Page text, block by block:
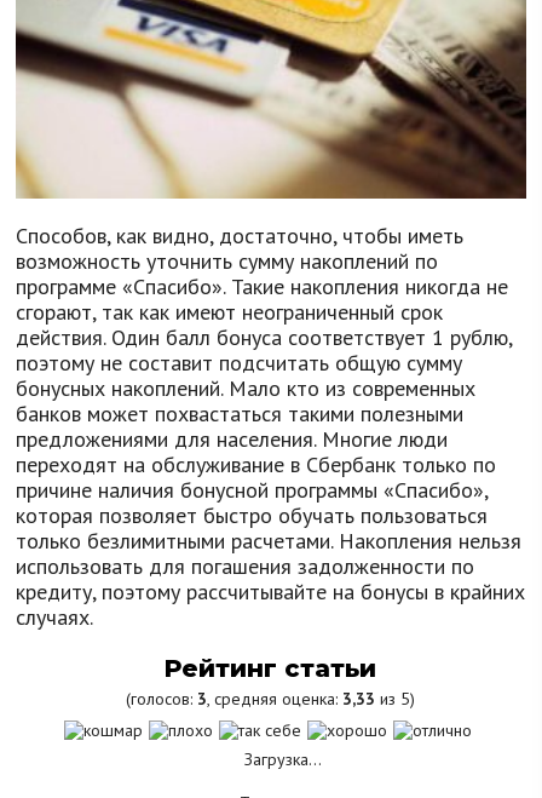
Способов, как видно, достаточно, чтобы иметь
возможность уточнить сумму накоплений по
программе «Спасибо». Такие накопления никогда не
сгорают, так как имеют неограниченный срок
действия. Один балл бонуса соответствует 1 рублю,
поэтому не составит подсчитать общую сумму
бонусных накоплений. Мало кто из современных
банков может похвастаться такими полезными
предложениями для населения. Многие люди
переходят на обслуживание в Сбербанк только по
причине наличия бонусной программы «Спасибо»,
которая позволяет быстро обучать пользоваться
только безлимитными расчетами. Накопления нельзя
использовать для погашения задолженности по
кредиту, поэтому рассчитывайте на бонусы в крайних
случаях.
Рейтинг статьи
(голосов: 3, средняя оценка: 3,33 из 5)
Загрузка...